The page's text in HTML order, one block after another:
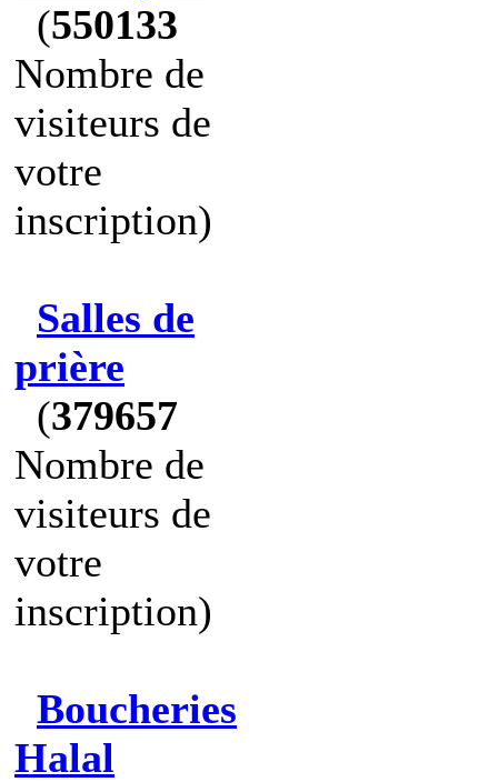
(550133
Nombre de
visiteurs de
votre
inscription)
Salles de
prière
(379657
Nombre de
visiteurs de
votre
inscription)
Boucheries
Halal